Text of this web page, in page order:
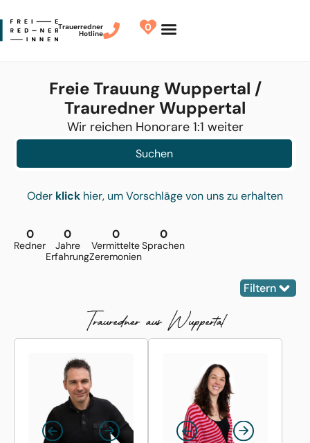
Trauerredner
Hotline
0
Freie Trauung Wuppertal /
Trauredner Wuppertal
Wir reichen Honorare 1:1 weiter
Suchen
Oder klick hier, um Vorschläge von uns zu erhalten
Redner
0
Jahre
Erfahrung
0
Vermittelte
Zeremonien
0
Sprachen
0
Filtern
Trauredner aus Wuppertal